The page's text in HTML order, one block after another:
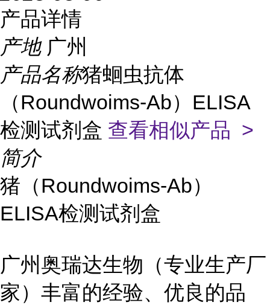
产品详情
产地 广州
产品名称猪蛔虫抗体
（Roundwoims-Ab）ELISA
检测试剂盒 查看相似产品 >
简介
猪（Roundwoims-Ab）
ELISA检测试剂盒
广州奥瑞达生物（专业生产厂
家）丰富的经验、优良的品